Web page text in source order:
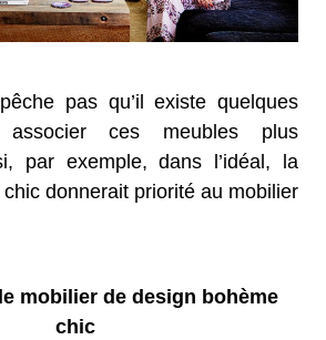
pas qu’il existe quelques
ces meubles plus
par exemple, dans l’idéal, la
donnerait priorité au mobilier
mobilier de design bohème
chic